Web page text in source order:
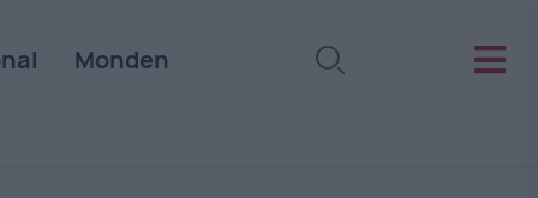
Monden